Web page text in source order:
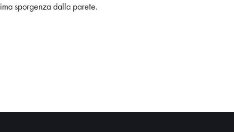
sporgenza dalla parete.